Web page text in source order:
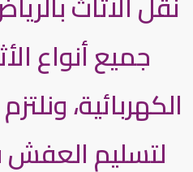
جميع أنواع
الكهربائية،
لتسليم